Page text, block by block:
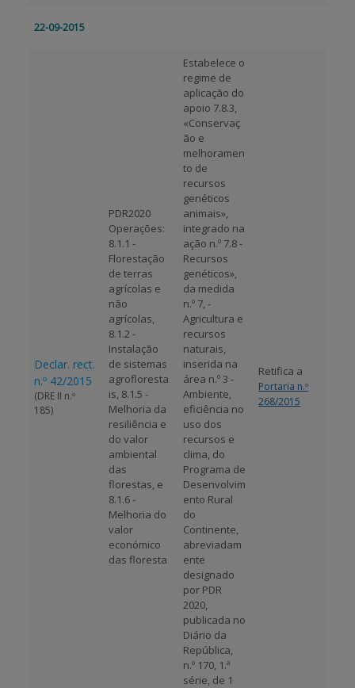
22-09-2015
Declar. rect.
n.º 42/2015
(DRE II n.º
185)
PDR2020
Operações:
8.1.1 -
Florestação
de terras
agrícolas e
não
agrícolas,
8.1.2 -
Instalação
de sistemas
agrofloresta
is, 8.1.5 -
Melhoria da
resiliência e
do valor
ambiental
das
florestas, e
8.1.6 -
Melhoria do
valor
económico
das floresta
Estabelece o
regime de
aplicação do
apoio 7.8.3,
«Conservaç
ão e
melhoramen
to de
recursos
genéticos
animais»,
integrado na
ação n.º 7.8 -
Recursos
genéticos»,
da medida
n.º 7, -
Agricultura e
recursos
naturais,
inserida na
área n.º 3 -
Ambiente,
eficiência no
uso dos
recursos e
clima, do
Programa de
Desenvolvim
ento Rural
do
Continente,
abreviadam
ente
designado
por PDR
2020,
publicada no
Diário da
República,
n.º 170, 1.ª
série, de 1
Retifica a
Portaria n.º
268/2015